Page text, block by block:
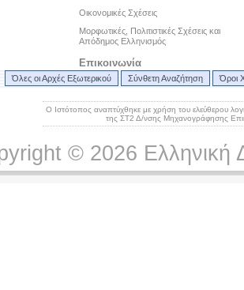
Οικονομικές Σχέσεις
Μορφωτικές, Πολιτιστικές Σχέσεις και
Απόδημος Ελληνισμός
Επικοινωνία
Όλες οι Αρχές Εξωτερικού Σύνθετη Αναζήτηση Όροι
Ο Ιστότοπος αναπτύχθηκε με χρήση του ελεύθερου
της ΣΤ2 Δ/νσης Μηχανογράφησης
© 2026